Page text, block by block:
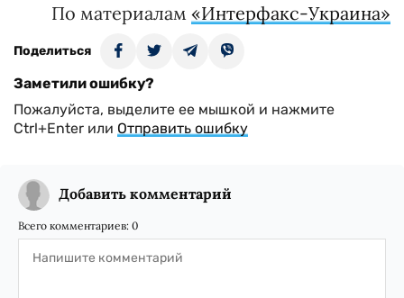
По материалам «Интерфакс-Украина»
Поделиться
Заметили ошибку?
Пожалуйста, выделите ее мышкой и нажмите
Ctrl+Enter или Отправить ошибку
Добавить комментарий
Всего комментариев: 0